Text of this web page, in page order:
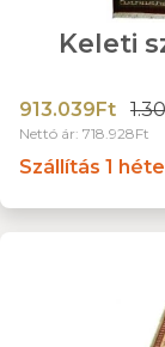
Keleti
913.039Ft
Nettó ár: 718.928Ft
Szállítás 1